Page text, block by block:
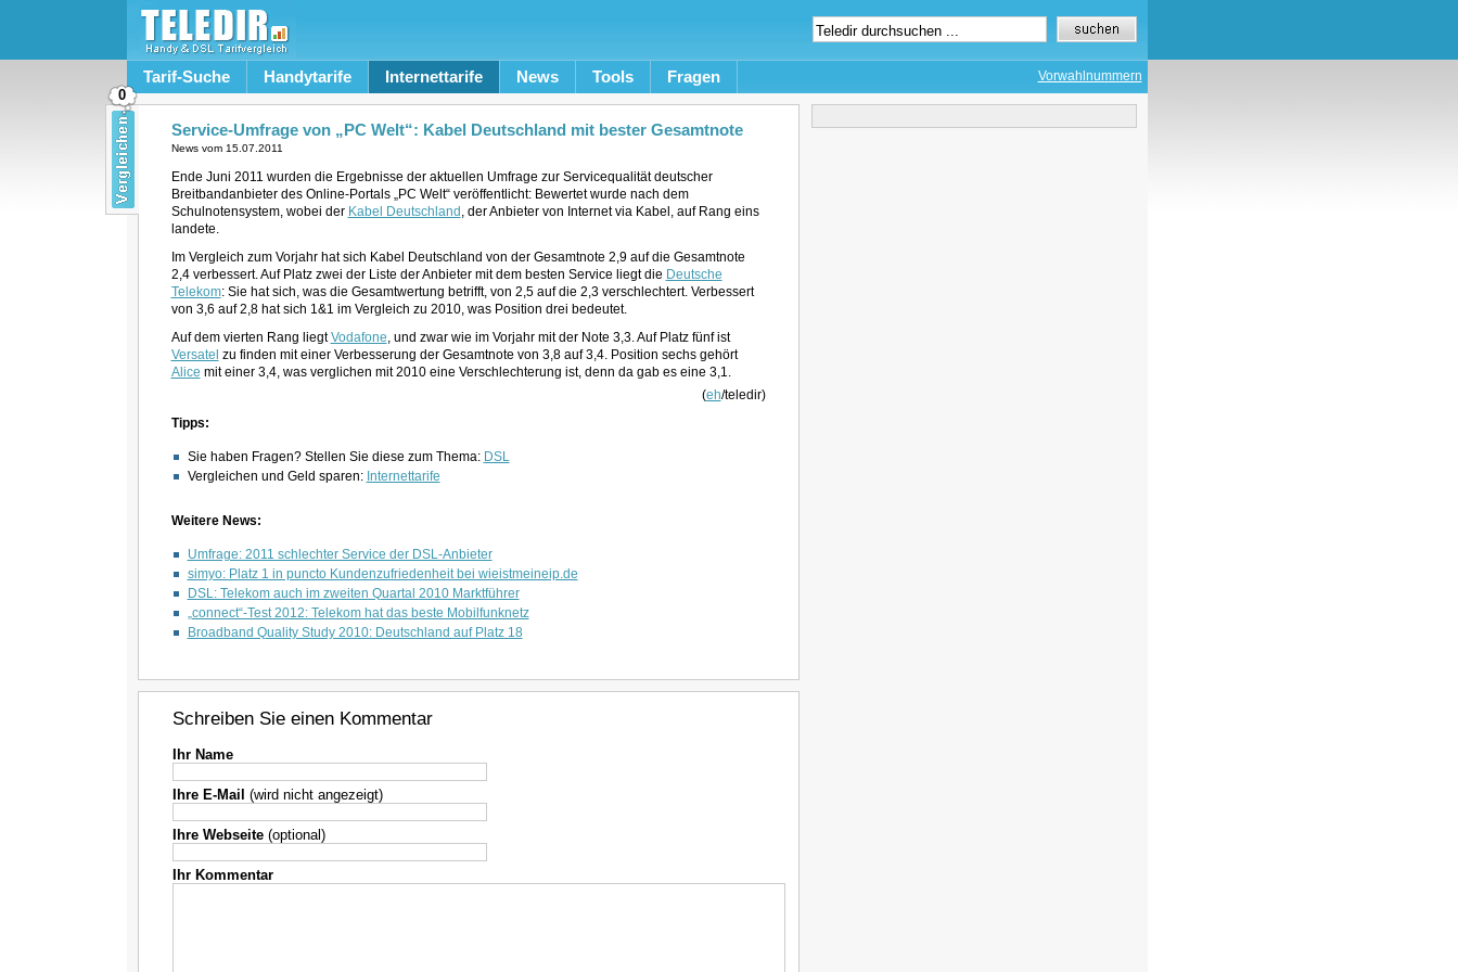
Tarif-Suche Handytarife Internettarife News Tools Fragen Vorwahlnummern
Service-Umfrage von „PC Welt“: Kabel Deutschland mit bester Gesamtnote
News vom 15.07.2011
Ende Juni 2011 wurden die Ergebnisse der aktuellen Umfrage zur Servicequalität deutscher
Breitbandanbieter des Online-Portals „PC Welt“ veröffentlicht: Bewertet wurde nach dem
Schulnotensystem, wobei der Kabel Deutschland , der Anbieter von Internet via Kabel, auf Rang eins
landete.
Im Vergleich zum Vorjahr hat sich Kabel Deutschland von der Gesamtnote 2,9 auf die Gesamtnote
2,4 verbessert. Auf Platz zwei der Liste der Anbieter mit dem besten Service liegt die Deutsche
Telekom: Sie hat sich, was die Gesamtwertung betrifft, von 2,5 auf die 2,3 verschlechtert. Verbessert
von 3,6 auf 2,8 hat sich 1&1 im Vergleich zu 2010, was Position drei bedeutet.
Auf dem vierten Rang liegtVodafone, und zwar wie im Vorjahr mit der Note 3,3. Auf Platz fünf ist
Versatel zu finden mit einer Verbesserung der Gesamtnote von 3,8 auf 3,4. Position sechs gehört
Alice mit einer 3,4, was verglichen mit 2010 eine Verschlechterung ist, denn da gab es eine 3,1.
(eh/teledir)
Tipps:
Sie haben Fragen? Stellen Sie diese zum Thema: DSL
Vergleichen und Geld sparen: Internettarife
Weitere News:
Umfrage: 2011 schlechter Service der DSL-Anbieter
simyo: Platz 1 in puncto Kundenzufriedenheit bei wieistmeineip.de
DSL: Telekom auch im zweiten Quartal 2010 Marktführer
„connect“-Test 2012: Telekom hat das beste Mobilfunknetz
Broadband Quality Study 2010: Deutschland auf Platz 18
Schreiben Sie einen Kommentar
Ihr Name
Ihre E-Mail (wird nicht angezeigt)
Ihre Webseite(optional)
Ihr Kommentar
0